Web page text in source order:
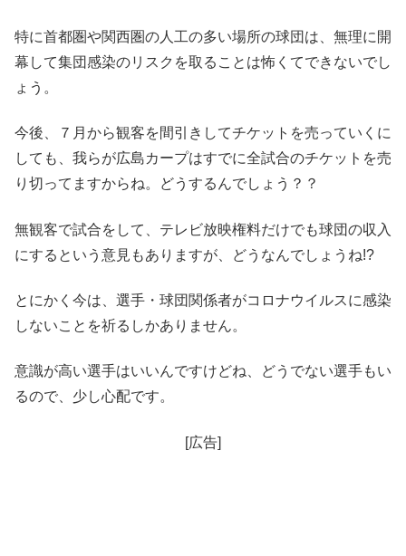
特に首都圏や関西圏の人工の多い場所の球団は、無理に開
幕して集団感染のリスクを取ることは怖くてできないでし
ょう。
今後、７月から観客を間引きしてチケットを売っていくに
しても、我らが広島カープはすでに全試合のチケットを売
り切ってますからね。どうするんでしょう？？
無観客で試合をして、テレビ放映権料だけでも球団の収入
にするという意見もありますが、どうなんでしょうね!?
とにかく今は、選手・球団関係者がコロナウイルスに感染
しないことを祈るしかありません。
意識が高い選手はいいんですけどね、どうでない選手もい
るので、少し心配です。
[広告]